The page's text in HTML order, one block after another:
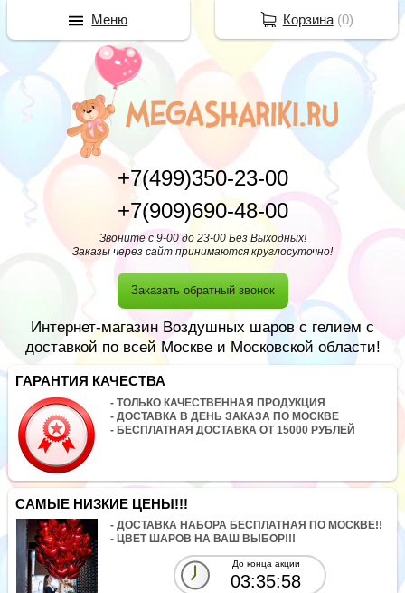
+7(499)350-23-00
+7(909)690-48-00
Звоните с 9-00 до 23-00 Без Выходных!
Заказы через сайт принимаются круглосуточно!
Заказать обратный звонок
Интернет-магазин Воздушных шаров с гелием с
доставкой по всей Москве и Московской области!
ГАРАНТИЯ КАЧЕСТВА
- ТОЛЬКО КАЧЕСТВЕННАЯ ПРОДУКЦИЯ
- ДОСТАВКА В ДЕНЬ ЗАКАЗА ПО МОСКВЕ
- БЕСПЛАТНАЯ ДОСТАВКА ОТ 15000 РУБЛЕЙ
САМЫЕ НИЗКИЕ ЦЕНЫ!!!
- ДОСТАВКА НАБОРА БЕСПЛАТНАЯ ПО МОСКВЕ!!
- ЦВЕТ ШАРОВ НА ВАШ ВЫБОР!!!
До конца акции
03:35:58
Корзина(0)
Меню